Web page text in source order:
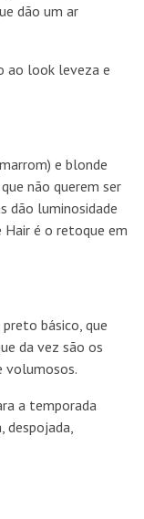
dão um ar
ao look leveza e
e blonde
não querem ser
dão luminosidade
Hair é o retoque em
básico, que
da vez são os
volumosos.
a temporada
despojada,